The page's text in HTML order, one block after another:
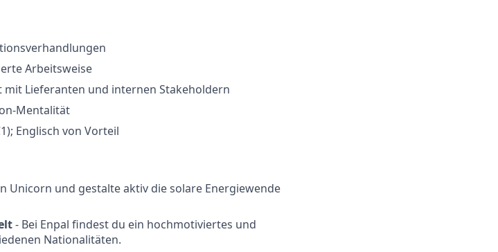
Arbeitsweise
mit Lieferanten und internen Stakeholdern
Mentalität
Englisch von Vorteil
Unicorn und gestalte aktiv die solare Energiewende
- Bei Enpal findest du ein hochmotiviertes und
Nationalitäten.